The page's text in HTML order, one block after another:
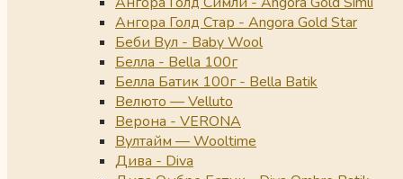
Ангора Голд Стар - Angora Gold Star
Беби Вул - Baby Wool
Белла - Bella 100г
Белла Батик 100г - Bella Batik
Велюто — Velluto
Верона - VERONA
Вултайм — Wooltime
Дива - Diva